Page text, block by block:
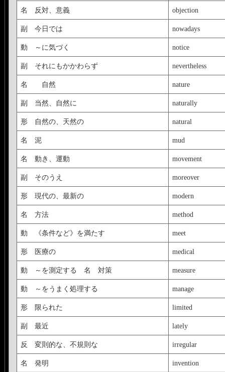
名 反対、意義 objection
副 今日では nowadays
動 ～に気づく notice
副 それにもかかわらず nevertheless
名 自然 nature
副 当然、自然に naturally
形 自然の、天然の natural
名 泥 mud
名 動き、運動 movement
副 そのうえ moreover
形 現代の、最新の modern
名 方法 method
動 《条件など》を満たす meet
形 医療の medical
動 ～を測定する 名 対策 measure
動 ～をうまく処理する manage
形 限られた limited
副 最近 lately
反 変則的な、不規則な irregular
名 発明 invention